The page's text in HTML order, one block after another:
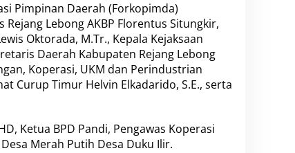
Pimpinan Daerah (Forkopimda)
Lebong AKBP Florentus Situngkir,
Oktorada, M.Tr., Kepala Kejaksaan
Daerah Kabupaten Rejang Lebong
Koperasi, UKM dan Perindustrian
Curup Timur Helvin Elkadarido, S.E., serta
Ketua BPD Pandi, Pengawas Koperasi
Merah Putih Desa Duku Ilir.